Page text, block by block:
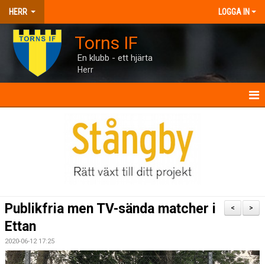
HERR LOGGA IN
Torns IF
En klubb - ett hjärta
Herr
TRUPPEN
BILDGALLERI
>
<
Publikfria men TV-sända matcher i
Ettan
2020-06-12 17:25